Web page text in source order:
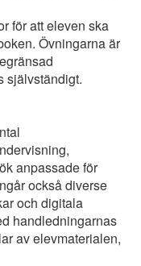
för att eleven ska
Övningarna är
självständigt.
anpassade för
också diverse
och digitala
handledningarnas
av elevmaterialen,